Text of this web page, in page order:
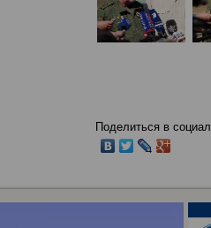
Поделиться в